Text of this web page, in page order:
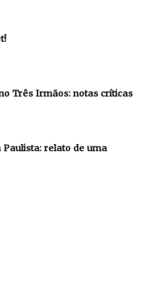
Três Irmãos: notas críticas
relato de uma